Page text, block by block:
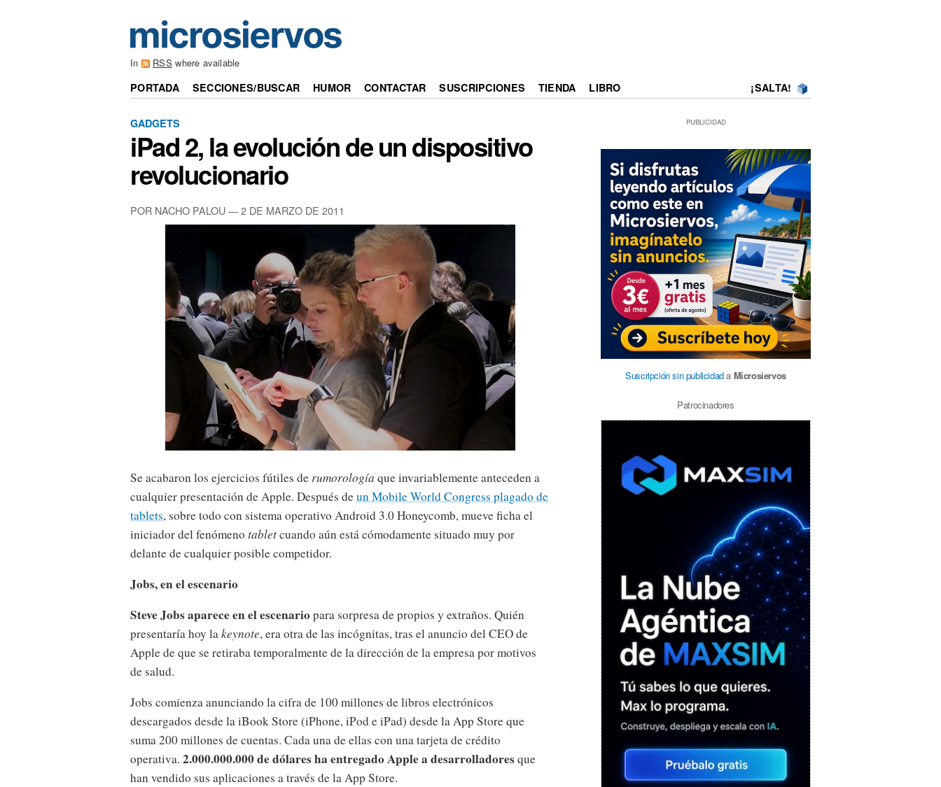
In RSS where available
PORTADA SECCIONES/BUSCAR HUMOR CONTACTAR SUSCRIPCIONES TIENDA LIBRO ¡SALTA!
GADGETS
iPad 2, la evolución de un dispositivo
revolucionario
POR NACHO PALOU — 2 DE MARZO DE 2011
Se acabaron los ejercicios fútiles de rumorología que invariablemente anteceden a
cualquier presentación de Apple. Después deun Mobile World Congress plagado de
tablets, sobre todo con sistema operativo Android 3.0 Honeycomb, mueve ficha el
iniciador del fenómeno tabletcuando aún está cómodamente situado muy por
delante de cualquier posible competidor.
Jobs, en el escenario
Steve Jobs aparece en el escenariopara sorpresa de propios y extraños. Quién
presentaría hoy lakeynote, era otra de las incógnitas, tras el anuncio del CEO de
Apple de que se retiraba temporalmente de la dirección de la empresa por motivos
de salud.
Jobs comienza anunciando la cifra de 100 millones de libros electrónicos
descargados desde la iBook Store (iPhone, iPod e iPad) desde la App Store que
suma 200 millones de cuentas. Cada una de ellas con una tarjeta de crédito
operativa. 2.000.000.000 de dólares ha entregado Apple a desarrolladoresque
han vendido sus aplicaciones a través de la App Store.
PUBLICIDAD
Suscripción sin publicidada Microsiervos
Patrocinadores